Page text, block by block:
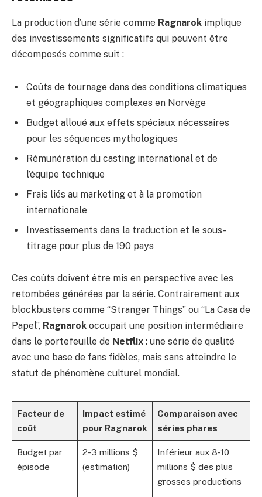
La production d’une série comme Ragnarok implique
des investissements significatifs qui peuvent être
décomposés comme suit :
Coûts de tournage dans des conditions climatiques
et géographiques complexes en Norvège
Budget alloué aux effets spéciaux nécessaires
pour les séquences mythologiques
Rémunération du casting international et de
l’équipe technique
Frais liés au marketing et à la promotion
internationale
Investissements dans la traduction et le sous-
titrage pour plus de 190 pays
Ces coûts doivent être mis en perspective avec les
retombées générées par la série. Contrairement aux
blockbusters comme “Stranger Things” ou “La Casa de
Papel”, Ragnarok occupait une position intermédiaire
dans le portefeuille de Netflix : une série de qualité
avec une base de fans fidèles, mais sans atteindre le
statut de phénomène culturel mondial.
Facteur de
coût
Impact estimé
pour Ragnarok
Comparaison avec
séries phares
Budget par
épisode
2-3 millions $
(estimation)
Inférieur aux 8-10
millions $ des plus
grosses productions